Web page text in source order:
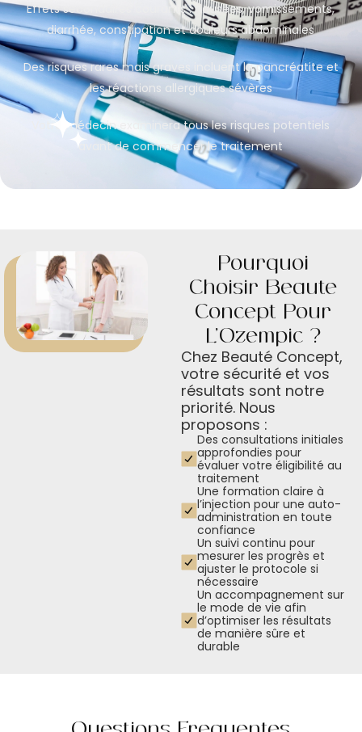
Effets secondaires courants : nausées, vomissements,
diarrhée, constipation et douleurs abdominales
Des risques rares mais graves incluent la pancréatite et
les réactions allergiques sévères
Votre médecin examinera tous les risques potentiels
avant de commencer le traitement
Pourquoi
Choisir Beauté
Concept Pour
L’Ozempic ?
Chez Beauté Concept,
votre sécurité et vos
résultats sont notre
priorité. Nous
proposons :
Des consultations initiales
approfondies pour
évaluer votre éligibilité au
traitement
Une formation claire à
l’injection pour une auto-
administration en toute
confiance
Un suivi continu pour
mesurer les progrès et
ajuster le protocole si
nécessaire
Un accompagnement sur
le mode de vie afin
d’optimiser les résultats
de manière sûre et
durable